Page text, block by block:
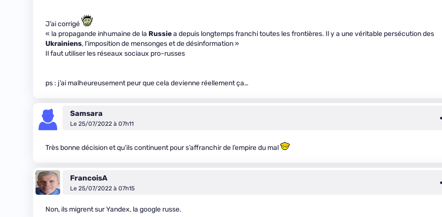
J’ai corrigé
« la propagande inhumaine de la Russiea depuis longtemps franchi toutes les frontières. Il y a une véritable persécution des
Ukrainiens, l’imposition de mensonges et de désinformation »
Il faut utiliser les réseaux sociaux pro-russes
ps : j’ai malheureusement peur que cela devienne réellement ça…
Samsara
Le 25/07/2022 à 07h11
Très bonne décision et qu’ils continuent pour s’affranchir de l’empire du mal
FrancoisA
Le 25/07/2022 à 07h15
Non, ils migrent sur Yandex, la google russe.